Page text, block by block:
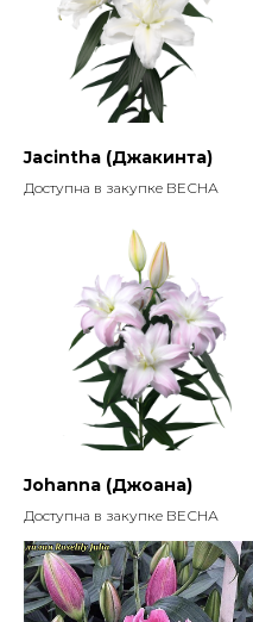
Jacintha (Джакинта)
Доступна в закупке ВЕСНА
Johanna (Джоана)
Доступна в закупке ВЕСНА